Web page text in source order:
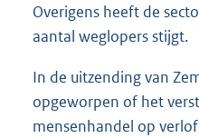
Overigens heeft de
aantal weglopers stijgt.
In de uitzending van
opgeworpen of het
mensenhandel op